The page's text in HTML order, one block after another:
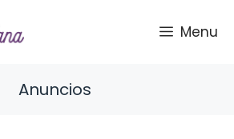
Menu
Anuncios